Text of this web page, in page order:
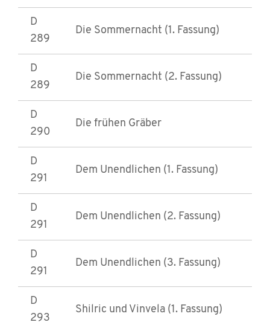
D
289
Die Sommernacht (1. Fassung)
D
289
Die Sommernacht (2. Fassung)
D
290
Die frühen Gräber
D
291
Dem Unendlichen (1. Fassung)
D
291
Dem Unendlichen (2. Fassung)
D
291
Dem Unendlichen (3. Fassung)
D
293
Shilric und Vinvela (1. Fassung)